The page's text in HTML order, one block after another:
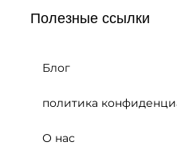
Полезные ссылки
Блог
политика
О нас